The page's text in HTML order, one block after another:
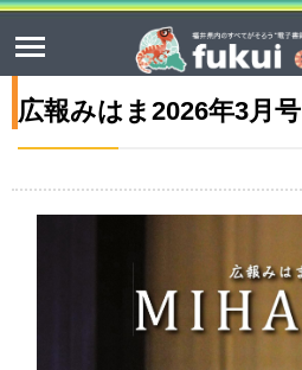
広報みはま2026年3月号